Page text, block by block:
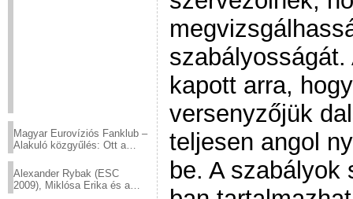
Magyar Eurovíziós Fanklub –
Alakuló közgyűlés: Ott a
Alexander Rybak (ESC
2009), Miklósa Erika és a
kapott arra,
versenyzőjük
teljesen angol
be. A szabályok